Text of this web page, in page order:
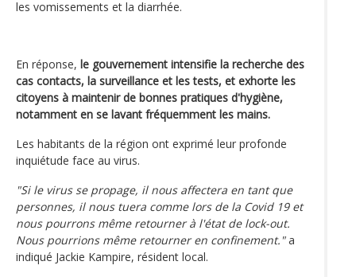
les vomissements et la diarrhée.
En réponse, le gouvernement intensifie la recherche des
cas contacts, la surveillance et les tests, et exhorte les
citoyens à maintenir de bonnes pratiques d'hygiène,
notamment en se lavant fréquemment les mains.
Les habitants de la région ont exprimé leur profonde
inquiétude face au virus.
"Si le virus se propage, il nous affectera en tant que
personnes, il nous tuera comme lors de la Covid 19 et
nous pourrons même retourner à l'état de lock-out.
Nous pourrions même retourner en confinement."a
indiqué Jackie Kampire, résident local.